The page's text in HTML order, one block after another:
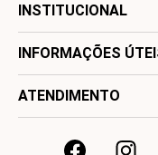
INSTITUCIONAL
INFORMAÇÕES
ATENDIMENTO